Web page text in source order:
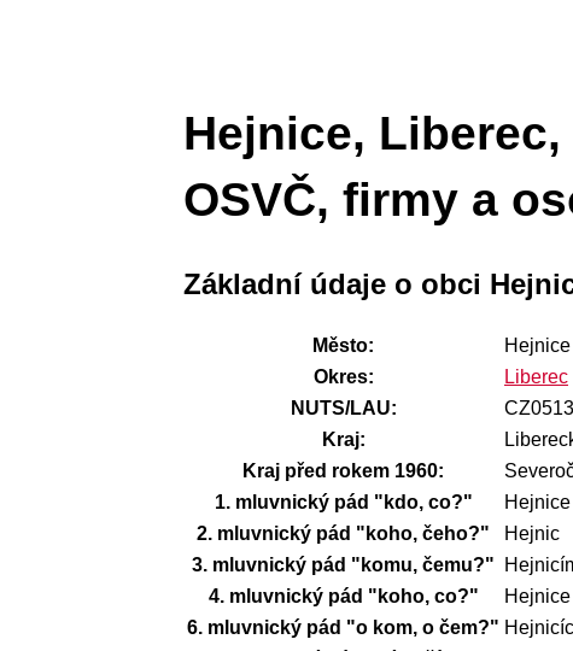
Hejnice,
OSVČ, firmy a
Základní údaje o obci
Město:
Hejnice
Okres:
Liberec
NUTS/LAU:
Kraj:
Kraj před rokem 1960:
1. mluvnický pád "kdo, co?"
Hejnice
2. mluvnický pád "koho, čeho?"
Hejnic
3. mluvnický pád "komu, čemu?"
4. mluvnický pád "koho, co?"
Hejnice
6. mluvnický pád "o kom, o čem?"